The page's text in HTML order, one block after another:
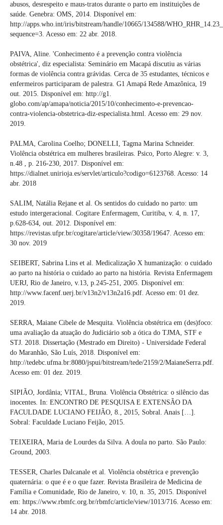
abusos, desrespeito e maus-tratos durante o parto em instituições de
saúde. Genebra: OMS, 2014. Disponível em:
http://apps.who.int/iris/bitstream/handle/10665/134588/
sequence=3. Acesso em: 22 abr. 2018.
PAIVA, Aline. 'Conhecimento é a prevenção contra violência
obstétrica', diz especialista: Seminário em Macapá discutiu as várias
formas de violência contra grávidas. Cerca de 35 estudantes, técnicos e
enfermeiros participaram de palestra. G1 Amapá Rede Amazônica, 19
out. 2015. Disponível em: http://g1.
globo.com/ap/amapa/noticia/2015/10/conhecimento-e-prevencao-
contra-violencia-obstetrica-diz-especialista.html. Acesso em: 29 nov.
2019.
PALMA, Carolina Coelho; DONELLI, Tagma Marina Schneider.
Violência obstétrica em mulheres brasileiras. Psico, Porto Alegre: v. 3,
n.48 , p. 216-230, 2017. Disponível em:
https://dialnet.unirioja.es/servlet/articulo?codigo=6123768. Acesso: 14
abr. 2018
SALIM, Natália Rejane et al. Os sentidos do cuidado no parto: um
estudo intergeracional. Cogitare Enfermagem, Curitiba, v. 4, n. 17,
p.628-634, out. 2012. Disponível em:
https://revistas.ufpr.br/cogitare/article/view/30358/19647. Acesso em:
30 nov. 2019
SEIBERT, Sabrina Lins et al. Medicalização X humanização: o cuidado
ao parto na história o cuidado ao parto na história. Revista Enfermagem
UERJ, Rio de Janeiro, v.13, p.245-251, 2005. Disponível em:
http://www.facenf.uerj.br/v13n2/v13n2a16.pdf. Acesso em: 01 dez.
2019.
SERRA, Maiane Cibele de Mesquita. Violência obstétrica em (des)foco:
uma avaliação da atuação do Judiciário sob a ótica do TJMA, STF e
STJ. 2018. Dissertação (Mestrado em Direito) - Universidade Federal
do Maranhão, São Luís, 2018. Disponível em:
http://tedebc.ufma.br:8080/jspui/bitstream/tede/2159/2/MaianeSerra.pdf.
Acesso em: 01 dez. 2019.
SIPIÃO, Jordânia; VITAL, Bruna. Violência Obstétrica: o silêncio das
inocentes. In: ENCONTRO DE PESQUISA E EXTENSÃO DA
FACULDADE LUCIANO FEIJÃO, 8., 2015, Sobral. Anais […].
Sobral: Faculdade Luciano Feijão, 2015.
TEIXEIRA, Maria de Lourdes da Silva. A doula no parto. São Paulo:
Ground, 2003.
TESSER, Charles Dalcanale et al. Violência obstétrica e prevenção
quaternária: o que é e o que fazer. Revista Brasileira de Medicina de
Família e Comunidade, Rio de Janeiro, v. 10, n. 35, 2015. Disponível
em: https://www.rbmfc.org.br/rbmfc/article/view/1013/716. Acesso em:
14 abr. 2018.